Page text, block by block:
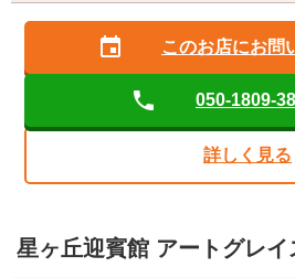
このお店にお問
050-1809-
詳しく見る
星ヶ丘迎賓館 アートグレイ